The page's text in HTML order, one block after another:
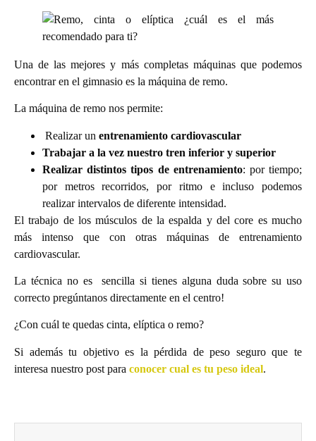
Una de las mejores y más completas máquinas que podemos
encontrar en el gimnasio es la máquina de remo.
La máquina de remo nos permite:
Realizar un entrenamiento cardiovascular
Trabajar a la vez nuestro tren inferior y superior
Realizar distintos tipos de entrenamiento: por tiempo;
por metros recorridos, por ritmo e incluso podemos
realizar intervalos de diferente intensidad.
El trabajo de los músculos de la espalda y del core es mucho
más intenso que con otras máquinas de entrenamiento
cardiovascular.
La técnica no es sencilla si tienes alguna duda sobre su uso
correcto pregúntanos directamente en el centro!
¿Con cuál te quedas cinta, elíptica o remo?
Si además tu objetivo es la pérdida de peso seguro que te
interesa nuestro post para conocer cual es tu peso ideal.